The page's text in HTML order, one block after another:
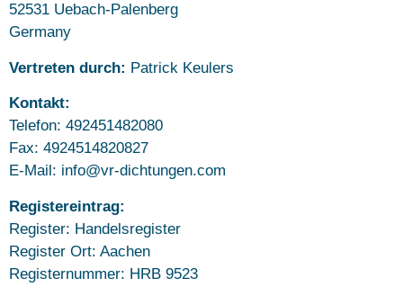
52531 Uebach-Palenberg
Germany
Vertreten durch: Patrick Keulers
Kontakt:
Telefon: 492451482080
Fax: 4924514820827
E-Mail: info@vr-dichtungen.com
Registereintrag:
Register: Handelsregister
Register Ort: Aachen
Registernummer: HRB 9523